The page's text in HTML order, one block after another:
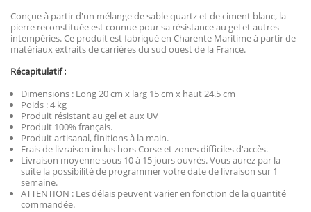
Conçue à partir d'un mélange de sable quartz et de ciment blanc, la
pierre reconstituée est connue pour sa résistance au gel et autres
intempéries. Ce produit est fabriqué en Charente Maritime à partir de
matériaux extraits de carrières du sud ouest de la France.
Récapitulatif :
Dimensions : Long 20 cm x larg 15 cm x haut 24.5 cm
Poids : 4 kg
Produit résistant au gel et aux UV
Produit 100% français.
Produit artisanal, finitions à la main.
Frais de livraison inclus hors Corse et zones difficiles d'accès.
Livraison moyenne sous 10 à 15 jours ouvrés. Vous aurez par la
suite la possibilité de programmer votre date de livraison sur 1
semaine.
ATTENTION : Les délais peuvent varier en fonction de la quantité
commandée.